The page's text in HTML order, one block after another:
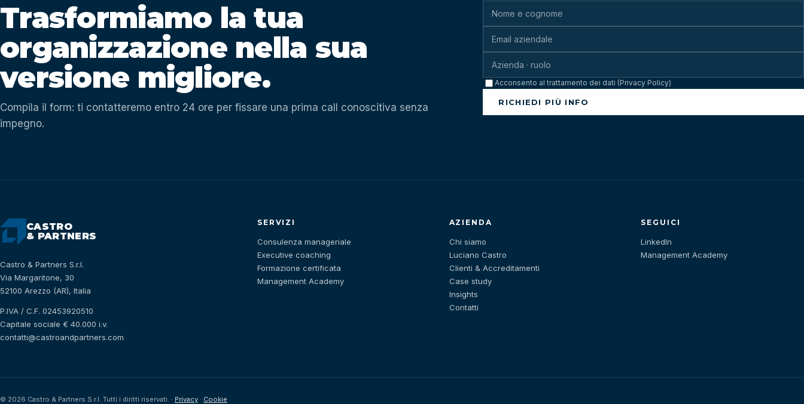
Trasformiamo la tua
organizzazione nella sua
versione migliore.
Compila il form: ti contatteremo entro 24 ore per fissare una prima call conoscitiva senza
impegno.
Acconsento al trattamento dei dati (Privacy Policy)
RICHIEDI PIÙ INFO
CASTRO
& PARTNERS
Castro & Partners S.r.l.
Via Margaritone, 30
52100 Arezzo (AR), Italia
P.IVA / C.F. 02453920510
Capitale sociale € 40.000 i.v.
contatti@castroandpartners.com
SERVIZI
Consulenza manageriale
Executive coaching
Formazione certificata
Management Academy
AZIENDA
Chi siamo
Luciano Castro
Clienti & Accreditamenti
Case study
Insights
Contatti
SEGUICI
LinkedIn
Management Academy
© 2026 Castro & Partners S.r.l. Tutti i diritti riservati. · Privacy · Cookie